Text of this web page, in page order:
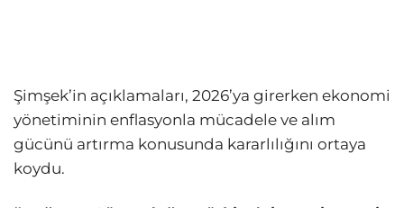
Şimşek’in açıklamaları, 2026’ya girerken ekonomi
yönetiminin enflasyonla mücadele ve alım
gücünü artırma konusunda kararlılığını ortaya
koydu.